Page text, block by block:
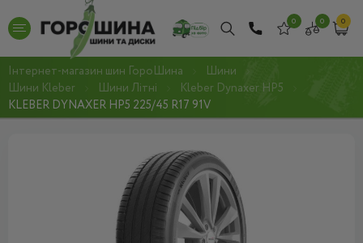
0 0 0
Інтернет-магазин шин ГороШина
Шини
Шини Kleber
Шини Літні
Kleber Dynaxer HP5
KLEBER DYNAXER HP5 225/45 R17 91V